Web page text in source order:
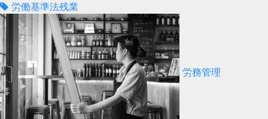
労働基準法残業
労務管理